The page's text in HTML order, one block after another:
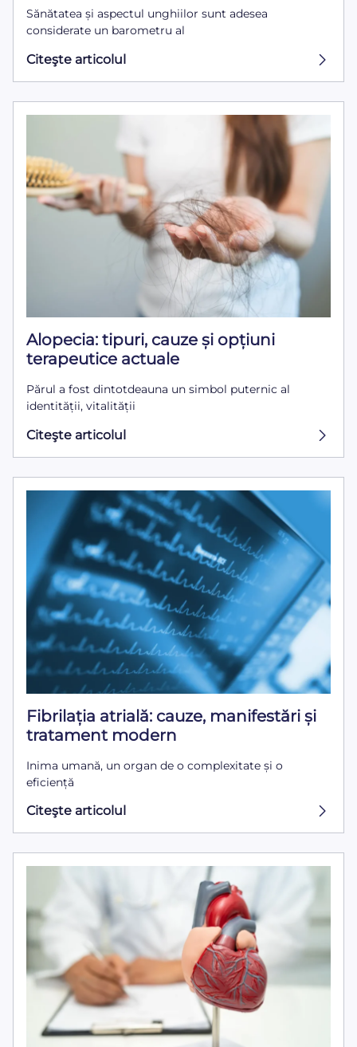
Sănătatea și aspectul unghiilor sunt adesea
considerate un barometru al
Citeşte articolul
Alopecia: tipuri, cauze și opțiuni
terapeutice actuale
Părul a fost dintotdeauna un simbol puternic al
identității, vitalității
Citeşte articolul
Fibrilația atrială: cauze, manifestări și
tratament modern
Inima umană, un organ de o complexitate și o
eficiență
Citeşte articolul